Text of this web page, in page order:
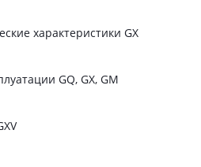
характеристики GX
GQ, GX, GM